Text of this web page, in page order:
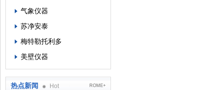
气象仪器
苏净安泰
梅特勒托利多
美壁仪器
热点新闻 Hot ROME+